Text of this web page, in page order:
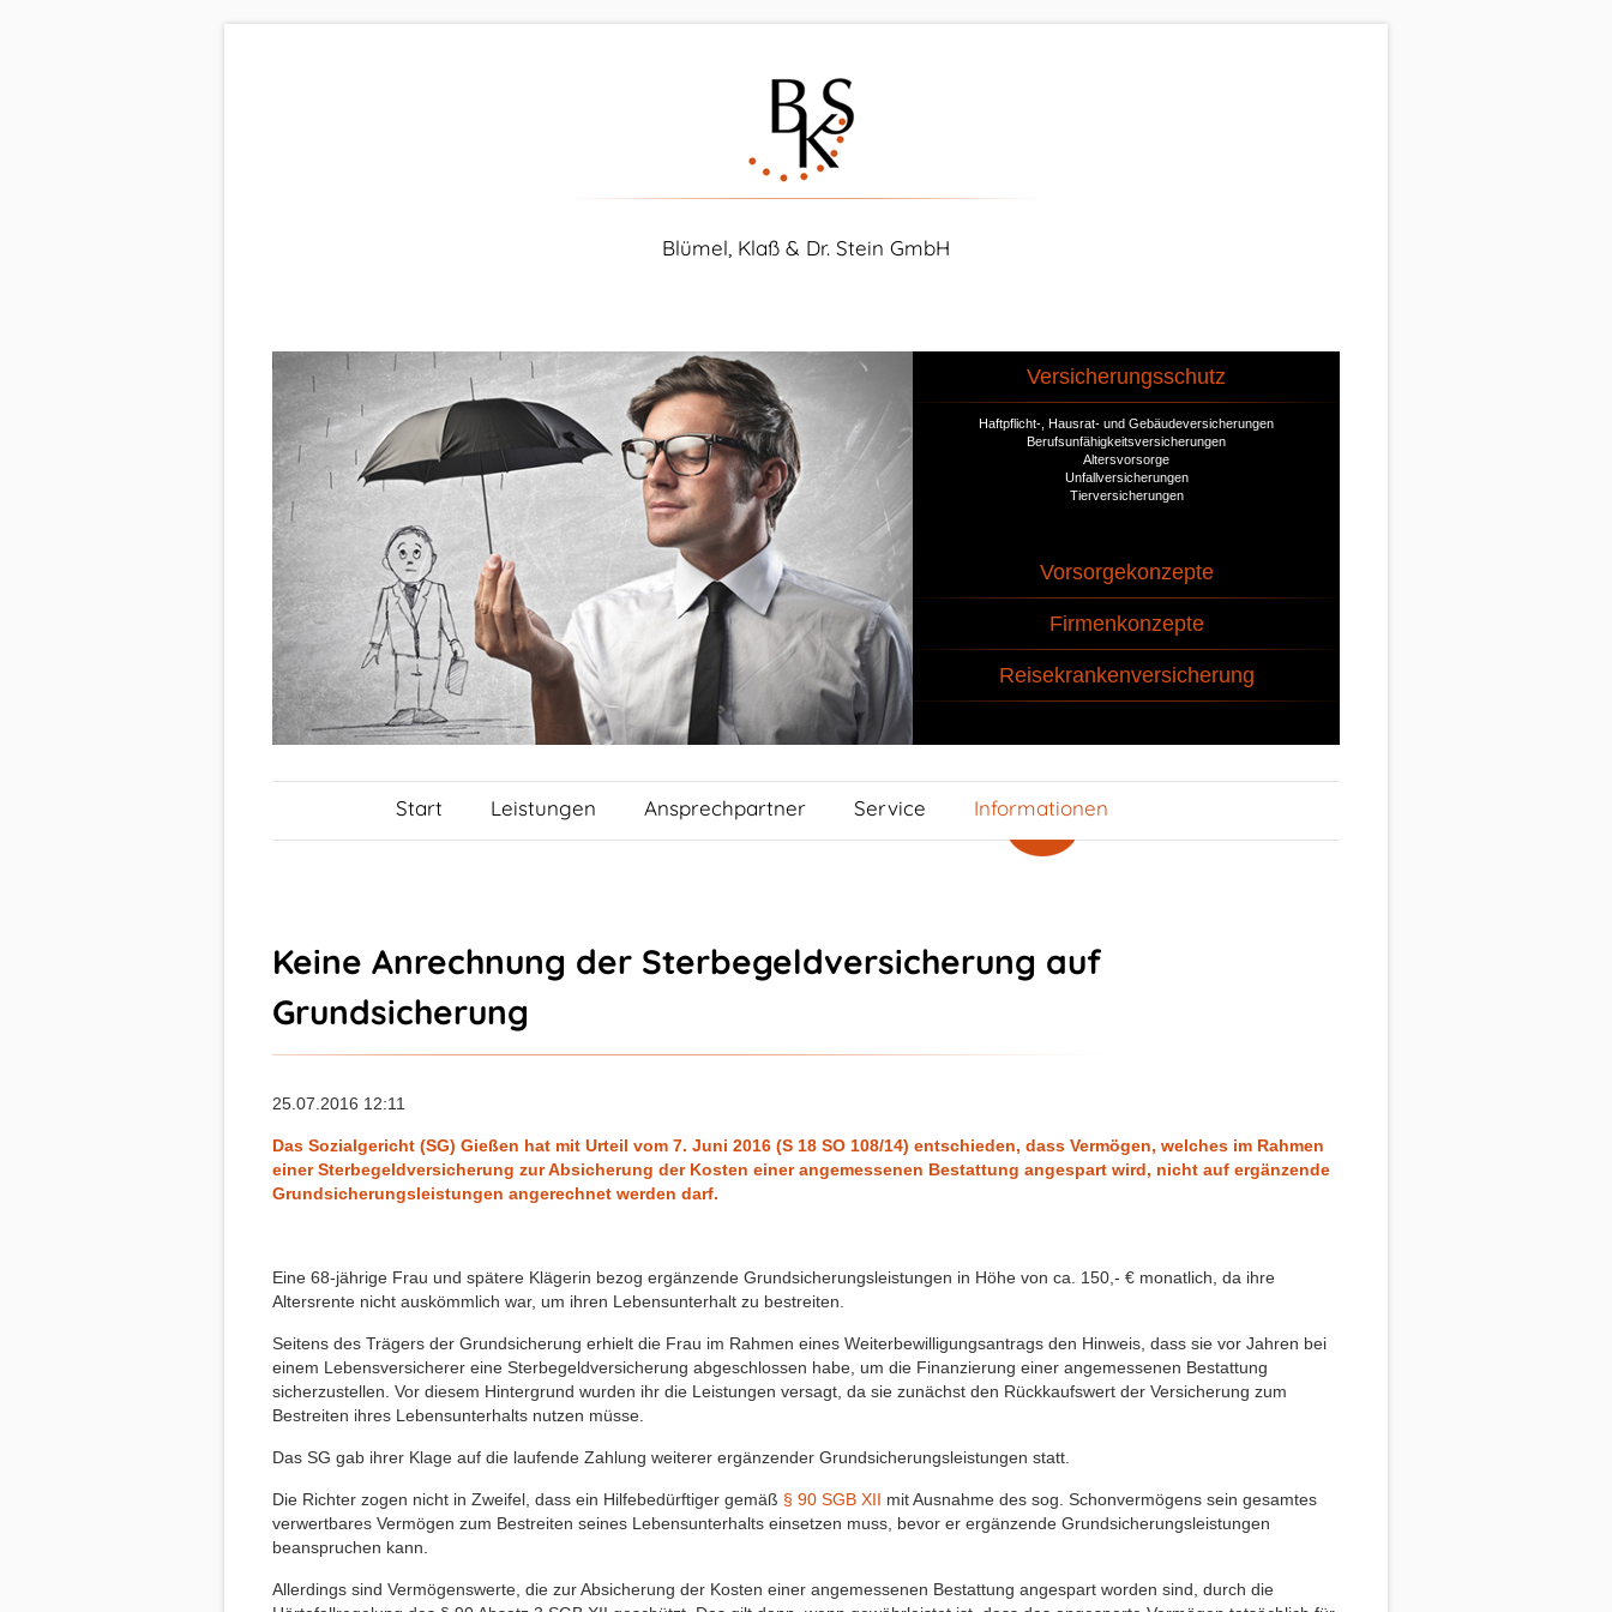
Blümel, Klaß & Dr. Stein GmbH
Versicherungsschutz
Haftpflicht-, Hausrat- und Gebäudeversicherungen
Berufsunfähigkeitsversicherungen
Altersvorsorge
Unfallversicherungen
Tierversicherungen
Vorsorgekonzepte
Firmenkonzepte
Reisekrankenversicherung
Start Leistungen Ansprechpartner Service Informationen
Keine Anrechnung der Sterbegeldversicherung auf
Grundsicherung
25.07.2016 12:11
Das Sozialgericht (SG) Gießen hat mit Urteil vom 7. Juni 2016 (S 18 SO 108/14) entschieden, dass Vermögen, welches im Rahmen
einer Sterbegeldversicherung zur Absicherung der Kosten einer angemessenen Bestattung angespart wird, nicht auf ergänzende
Grundsicherungsleistungen angerechnet werden darf.
Eine 68-jährige Frau und spätere Klägerin bezog ergänzende Grundsicherungsleistungen in Höhe von ca. 150,- € monatlich, da ihre
Altersrente nicht auskömmlich war, um ihren Lebensunterhalt zu bestreiten.
Seitens des Trägers der Grundsicherung erhielt die Frau im Rahmen eines Weiterbewilligungsantrags den Hinweis, dass sie vor Jahren bei
einem Lebensversicherer eine Sterbegeldversicherung abgeschlossen habe, um die Finanzierung einer angemessenen Bestattung
sicherzustellen. Vor diesem Hintergrund wurden ihr die Leistungen versagt, da sie zunächst den Rückkaufswert der Versicherung zum
Bestreiten ihres Lebensunterhalts nutzen müsse.
Das SG gab ihrer Klage auf die laufende Zahlung weiterer ergänzender Grundsicherungsleistungen statt.
Die Richter zogen nicht in Zweifel, dass ein Hilfebedürftiger gemäß § 90 SGB XII mit Ausnahme des sog. Schonvermögens sein gesamtes
verwertbares Vermögen zum Bestreiten seines Lebensunterhalts einsetzen muss, bevor er ergänzende Grundsicherungsleistungen
beanspruchen kann.
Allerdings sind Vermögenswerte, die zur Absicherung der Kosten einer angemessenen Bestattung angespart worden sind, durch die